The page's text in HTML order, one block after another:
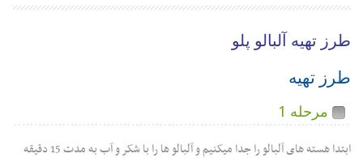
طرز تهیه آلبالو پلو
طرز تهیه
مرحله 1
ابتدا هسته های آلبالو را جدا میکنیم و آلبالو ها را با شکر و آب به مدت 15 دقیقه